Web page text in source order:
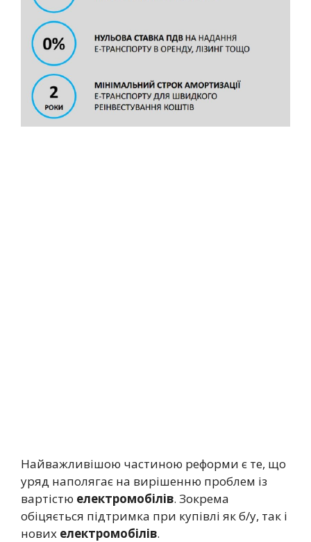
Найважливішою частиною реформи є те, що
уряд наполягає на вирішенню проблем із
вартістю електромобілів. Зокрема
обіцяється підтримка при купівлі як б/у, так і
нових електромобілів.